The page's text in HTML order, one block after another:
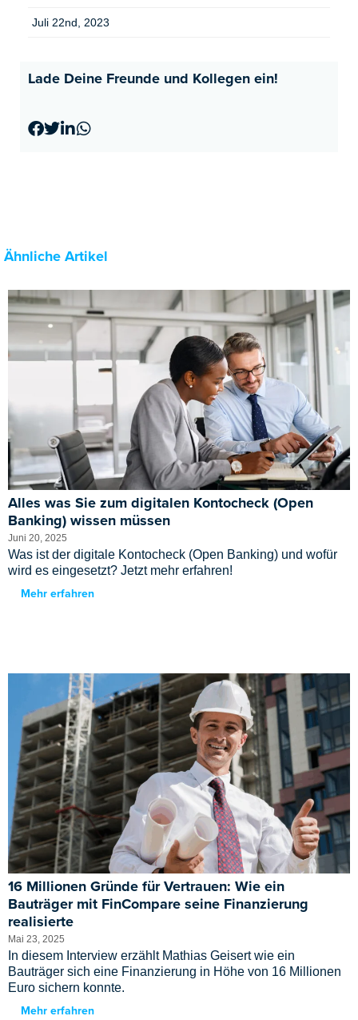
Juli 22nd, 2023
Lade Deine Freunde und Kollegen ein!
Ähnliche Artikel
Alles was Sie zum digitalen Kontocheck (Open
Banking) wissen müssen
Juni 20, 2025
Was ist der digitale Kontocheck (Open Banking) und wofür
wird es eingesetzt? Jetzt mehr erfahren!
Mehr erfahren
16 Millionen Gründe für Vertrauen: Wie ein
Bauträger mit FinCompare seine Finanzierung
realisierte
Mai 23, 2025
In diesem Interview erzählt Mathias Geisert wie ein
Bauträger sich eine Finanzierung in Höhe von 16 Millionen
Euro sichern konnte.
Mehr erfahren